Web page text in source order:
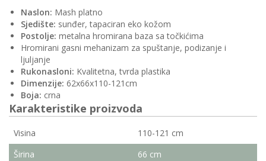
Naslon: Mash platno
Sjedište: sunđer, tapaciran eko kožom
Postolje: metalna hromirana baza sa točkićima
Hromirani gasni mehanizam za spuštanje, podizanje i
ljuljanje
Rukonasloni: Kvalitetna, tvrda plastika
Dimenzije: 62x66x110-121cm
Boja: crna
Karakteristike proizvoda
Visina
110-121 cm
Širina
66 cm